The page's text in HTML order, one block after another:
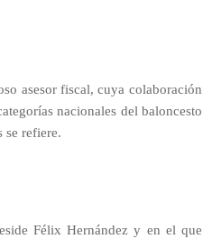
asesor fiscal, cuya colaboración
nacionales del baloncesto
se refiere.
Félix Hernández y en el que